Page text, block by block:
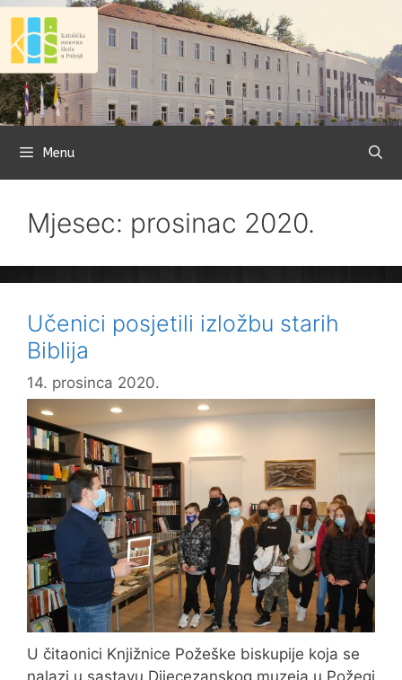
Preskoči
sadržaj
Menu
Mjesec: prosinac 2020.
Učenici posjetili izložbu starih
Biblija
14. prosinca 2020.
U čitaonici Knjižnice Požeške biskupije koja se